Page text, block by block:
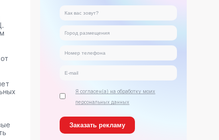
Я согласен(а) на обработку моих
персональных данных